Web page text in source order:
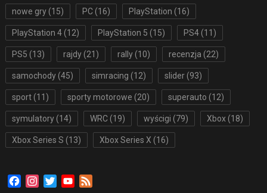
nowe gry(15) PC (16) PlayStation (16)
PlayStation 4(12) PlayStation 5 (15) PS4(11)
PS5 (13) rajdy(21) rally(10) recenzja (22)
samochody(45) simracing (12) slider(93)
sport(11) sporty motorowe (20) superauto (12)
symulatory(14) WRC (19) wyścigi (79) Xbox(18)
Xbox Series S (13) Xbox Series X (16)
FacebookInstagramTwitterYouTube